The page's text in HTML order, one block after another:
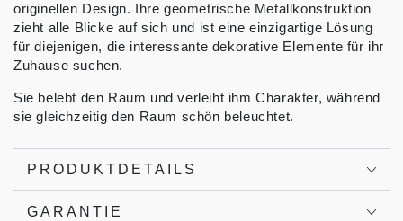
originellen Design. Ihre geometrische Metallkonstruktion
zieht alle Blicke auf sich und ist eine einzigartige Lösung
für diejenigen, die interessante dekorative Elemente für ihr
Zuhause suchen.
Sie belebt den Raum und verleiht ihm Charakter, während
sie gleichzeitig den Raum schön beleuchtet.
PRODUKTDETAILS
GARANTIE